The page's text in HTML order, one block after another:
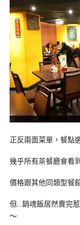
正反兩面菜單，餐點
幾乎所有茶餐廳會看
價格跟其他同類型餐
但…銷魂飯居然賣完
～